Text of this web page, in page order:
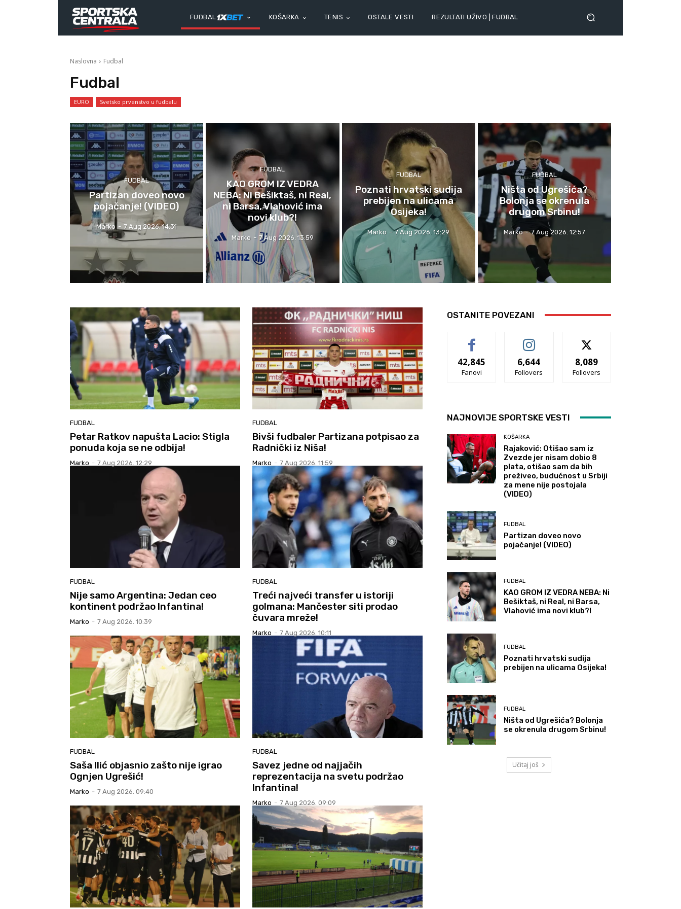
FUDBAL KOŠARKA TENIS OSTALE VESTI REZULTATI UŽIVO | FUDBAL
Naslovna Fudbal
Fudbal
EURO Svetsko prvenstvo u fudbalu
FUDBAL
Partizan doveo novo
pojačanje! (VIDEO)
Marko - 7 Aug 2026. 14:31
FUDBAL
KAO GROM IZ VEDRA
NEBA: Ni Bešiktaš, ni Real,
ni Barsa, Vlahović ima
novi klub?!
Marko - 7 Aug 2026. 13:59
FUDBAL
Poznati hrvatski sudija
prebijen na ulicama
Osijeka!
Marko - 7 Aug 2026. 13:29
FUDBAL
Ništa od Ugrešića?
Bolonja se okrenula
drugom Srbinu!
Marko - 7 Aug 2026. 12:57
FUDBAL
Petar Ratkov napušta Lacio: Stigla
ponuda koja se ne odbija!
Marko - 7 Aug 2026. 12:29
FUDBAL
Bivši fudbaler Partizana potpisao za
Radnički iz Niša!
Marko - 7 Aug 2026. 11:59
FUDBAL
Nije samo Argentina: Jedan ceo
kontinent podržao Infantina!
Marko - 7 Aug 2026. 10:39
FUDBAL
Treći najveći transfer u istoriji
golmana: Mančester siti prodao
čuvara mreže!
Marko - 7 Aug 2026. 10:11
FUDBAL
Saša Ilić objasnio zašto nije igrao
Ognjen Ugrešić!
Marko - 7 Aug 2026. 09:40
FUDBAL
Savez jedne od najjačih
reprezentacija na svetu podržao
Infantina!
Marko - 7 Aug 2026. 09:09
OSTANITE POVEZANI
42,845
Fanovi
6,644
Follovers
8,089
Follovers
NAJNOVIJE SPORTSKE VESTI
KOŠARKA
Rajaković: Otišao sam iz
Zvezde jer nisam dobio 8
plata, otišao sam da bih
preživeo, budućnost u Srbiji
za mene nije postojala
(VIDEO)
FUDBAL
Partizan doveo novo
pojačanje! (VIDEO)
FUDBAL
KAO GROM IZ VEDRA NEBA: Ni
Bešiktaš, ni Real, ni Barsa,
Vlahović ima novi klub?!
FUDBAL
Poznati hrvatski sudija
prebijen na ulicama Osijeka!
FUDBAL
Ništa od Ugrešića? Bolonja
se okrenula drugom Srbinu!
Učitaj još